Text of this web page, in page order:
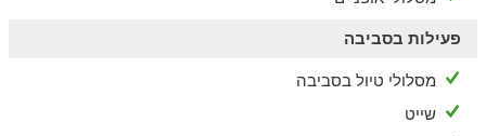
פעילות בסביבה
מסלולי טיול בסביבה
שייט